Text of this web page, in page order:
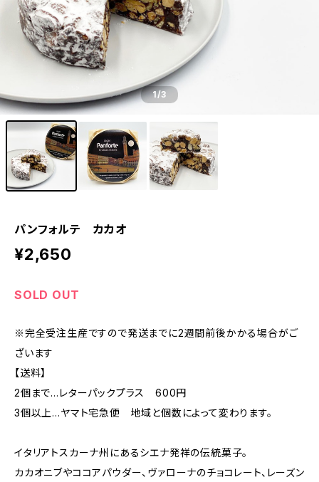
1/3
パンフォルテ カカオ
¥2,650
SOLD OUT
※完全受注生産ですので発送までに2週間前後かかる場合がご
ざいます
【送料】
2個まで…レターパックプラス 600円
3個以上…ヤマト宅急便 地域と個数によって変わります。
イタリアトスカーナ州にあるシエナ発祥の伝統菓子。
カカオニブやココアパウダー、ヴァローナのチョコレート、レーズン